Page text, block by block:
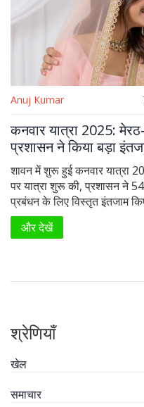
Anuj Kumar
कनवार यात्रा 2025:
प्रशासन ने किया बड़ा
शावन में शुरू हुई कनवार यात्रा
पर यात्रा शुरू की, प्रशासन ने
प्रबंधन के लिए विस्तृत इंतजाम
और देखें
श्रेणियाँ
खेल
समाचार